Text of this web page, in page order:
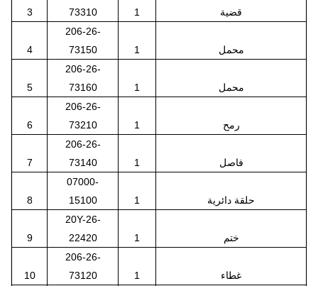
3
73310
1 قضية
4
206-26-
73150
1 محمل
5
206-26-
73160
1 محمل
6
206-26-
73210
1 رمح
7
206-26-
73140
1 فاصل
8
07000-
15100
1 حلقة دائرية
9
20Y-26-
22420
1 ختم
10
206-26-
73120
1 غطاء